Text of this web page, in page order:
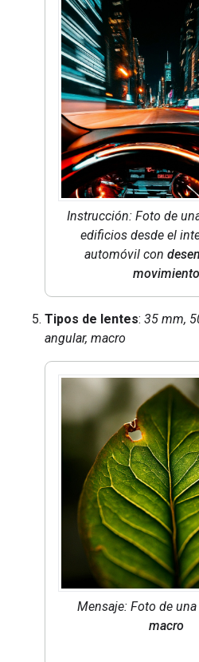
Instrucción: Foto de
edificios desde el
automóvil con
movimiento
Tipos de lentes: 35 mm,
angular, macro
Mensaje: Foto de una
macro